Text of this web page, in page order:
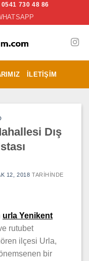
0541 730 48 86
İLETIŞIM
Dış
12, 2018 TARIHINDE
urla Yenikent
rutubet
ilçesi Urla,
bir